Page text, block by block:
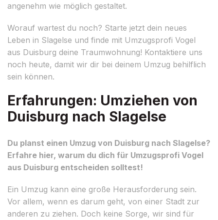
angenehm wie möglich gestaltet.
Worauf wartest du noch? Starte jetzt dein neues
Leben in Slagelse und finde mit Umzugsprofi Vogel
aus Duisburg deine Traumwohnung! Kontaktiere uns
noch heute, damit wir dir bei deinem Umzug behilflich
sein können.
Erfahrungen: Umziehen von
Duisburg nach Slagelse
Du planst einen Umzug von Duisburg nach Slagelse?
Erfahre hier, warum du dich für Umzugsprofi Vogel
aus Duisburg entscheiden solltest!
Ein Umzug kann eine große Herausforderung sein.
Vor allem, wenn es darum geht, von einer Stadt zur
anderen zu ziehen. Doch keine Sorge, wir sind für